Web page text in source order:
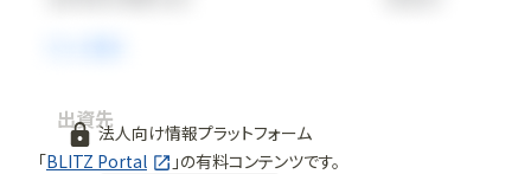
法人向け情報プラットフォーム
「BLITZ Portal 」の有料コンテンツです。
出資先